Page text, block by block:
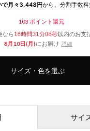
で月々3,448円から。分割手数
103 ポイント還元
なら 16時間31分06秒以内のお支
8月10日(月)にお届け 詳細
サイズ・色を選ぶ
サイ